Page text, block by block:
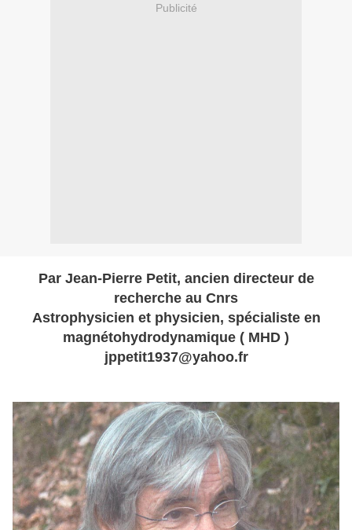
Publicité
Par Jean-Pierre Petit, ancien directeur de
recherche au Cnrs
Astrophysicien et physicien, spécialiste en
magnétohydrodynamique ( MHD )
jppetit1937@yahoo.fr